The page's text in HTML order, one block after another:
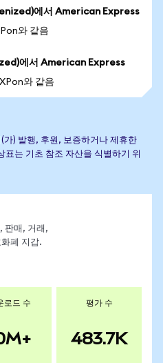
에서 American Express
와 같음
에서 American Express
와 같음
) 발행, 후원, 보증하거나 제휴한
표는 기초 참조 자산을 식별하기 위
판매, 거래,
폐 지갑.
로드 수 평가 수
483.7K